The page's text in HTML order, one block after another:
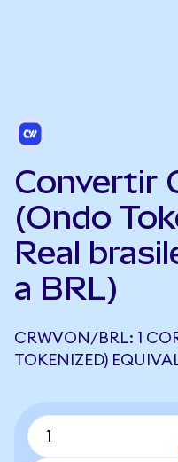
Convertir
(Ondo
Real
a BRL)
CRWVON/BRL: 1
TOKENIZED)